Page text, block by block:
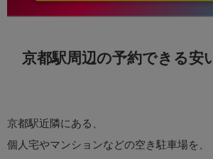
京都駅周辺の予約できる安
京都駅近隣にある、
個人宅やマンションなどの空き駐車場を、